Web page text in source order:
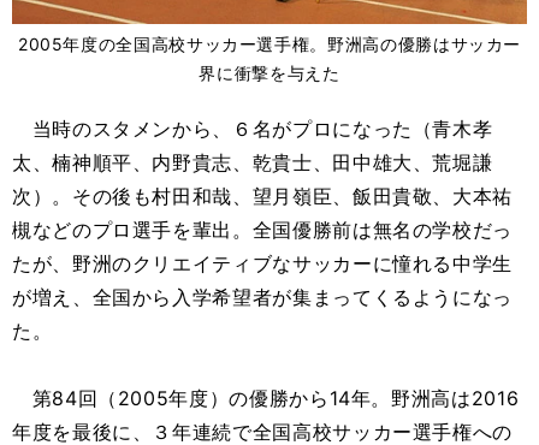
2005年度の全国高校サッカー選手権。野洲高の優勝はサッカー
界に衝撃を与えた
当時のスタメンから、６名がプロになった（青木孝
太、楠神順平、内野貴志、乾貴士、田中雄大、荒堀謙
次）。その後も村田和哉、望月嶺臣、飯田貴敬、大本祐
槻などのプロ選手を輩出。全国優勝前は無名の学校だっ
たが、野洲のクリエイティブなサッカーに憧れる中学生
が増え、全国から入学希望者が集まってくるようになっ
た。
第84回（2005年度）の優勝から14年。野洲高は2016
年度を最後に、３年連続で全国高校サッカー選手権への